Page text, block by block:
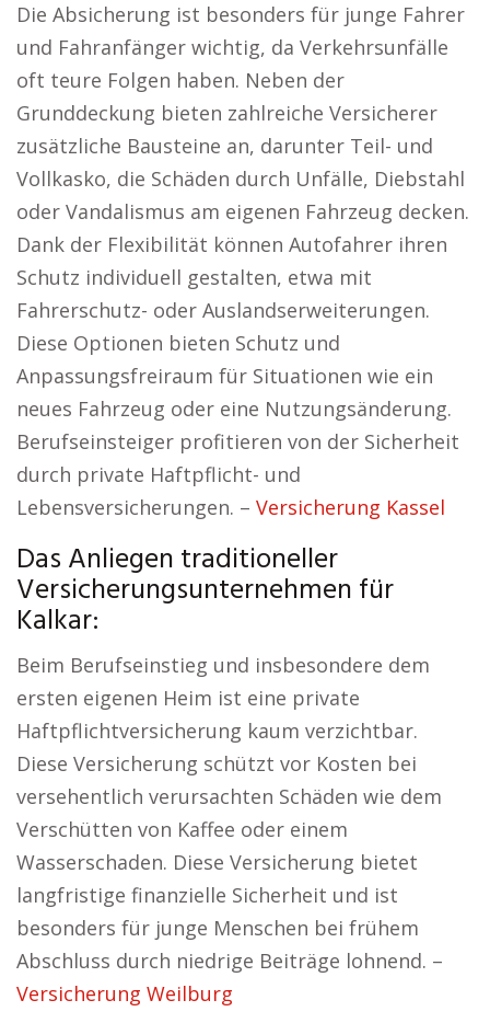
Die Absicherung ist besonders für junge Fahrer
und Fahranfänger wichtig, da Verkehrsunfälle
oft teure Folgen haben. Neben der
Grunddeckung bieten zahlreiche Versicherer
zusätzliche Bausteine an, darunter Teil- und
Vollkasko, die Schäden durch Unfälle, Diebstahl
oder Vandalismus am eigenen Fahrzeug decken.
Dank der Flexibilität können Autofahrer ihren
Schutz individuell gestalten, etwa mit
Fahrerschutz- oder Auslandserweiterungen.
Diese Optionen bieten Schutz und
Anpassungsfreiraum für Situationen wie ein
neues Fahrzeug oder eine Nutzungsänderung.
Berufseinsteiger profitieren von der Sicherheit
durch private Haftpflicht- und
Lebensversicherungen. – Versicherung Kassel
Das Anliegen traditioneller
Versicherungsunternehmen für
Kalkar:
Beim Berufseinstieg und insbesondere dem
ersten eigenen Heim ist eine private
Haftpflichtversicherung kaum verzichtbar.
Diese Versicherung schützt vor Kosten bei
versehentlich verursachten Schäden wie dem
Verschütten von Kaffee oder einem
Wasserschaden. Diese Versicherung bietet
langfristige finanzielle Sicherheit und ist
besonders für junge Menschen bei frühem
Abschluss durch niedrige Beiträge lohnend. –
Versicherung Weilburg